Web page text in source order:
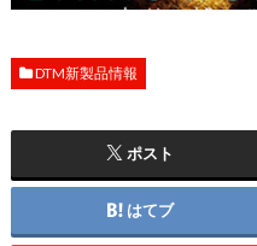
DTM新製品情報
ポスト
はてブ